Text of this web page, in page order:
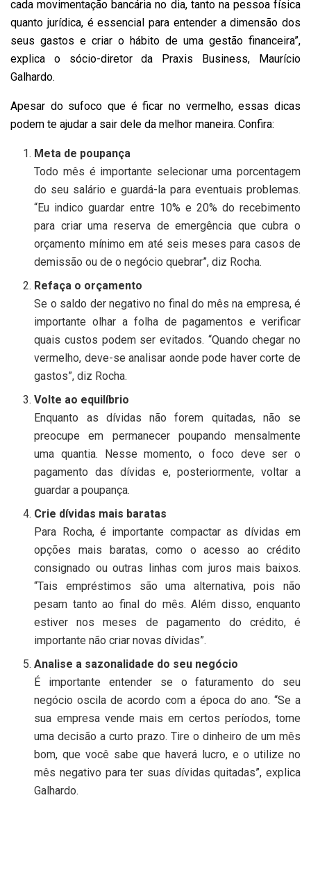
cada movimentação bancária no dia, tanto na pessoa física
quanto jurídica, é essencial para entender a dimensão dos
seus gastos e criar o hábito de uma gestão financeira”,
explica o sócio-diretor da Praxis Business, Maurício
Galhardo.
Apesar do sufoco que é ficar no vermelho, essas dicas
podem te ajudar a sair dele da melhor maneira. Confira:
Meta de poupança
Todo mês é importante selecionar uma porcentagem
do seu salário e guardá-la para eventuais problemas.
“Eu indico guardar entre 10% e 20% do recebimento
para criar uma reserva de emergência que cubra o
orçamento mínimo em até seis meses para casos de
demissão ou de o negócio quebrar”, diz Rocha.
Refaça o orçamento
Se o saldo der negativo no final do mês na empresa, é
importante olhar a folha de pagamentos e verificar
quais custos podem ser evitados. “Quando chegar no
vermelho, deve-se analisar aonde pode haver corte de
gastos”, diz Rocha.
Volte ao equilíbrio
Enquanto as dívidas não forem quitadas, não se
preocupe em permanecer poupando mensalmente
uma quantia. Nesse momento, o foco deve ser o
pagamento das dívidas e, posteriormente, voltar a
guardar a poupança.
Crie dívidas mais baratas
Para Rocha, é importante compactar as dívidas em
opções mais baratas, como o acesso ao crédito
consignado ou outras linhas com juros mais baixos.
“Tais empréstimos são uma alternativa, pois não
pesam tanto ao final do mês. Além disso, enquanto
estiver nos meses de pagamento do crédito, é
importante não criar novas dívidas”.
Analise a sazonalidade do seu negócio
É importante entender se o faturamento do seu
negócio oscila de acordo com a época do ano. “Se a
sua empresa vende mais em certos períodos, tome
uma decisão a curto prazo. Tire o dinheiro de um mês
bom, que você sabe que haverá lucro, e o utilize no
mês negativo para ter suas dívidas quitadas”, explica
Galhardo.